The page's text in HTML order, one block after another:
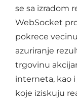
se sa izradom
WebSocket
pokrece
azuriranje
trgovinu
interneta, kao
koje iziskuju